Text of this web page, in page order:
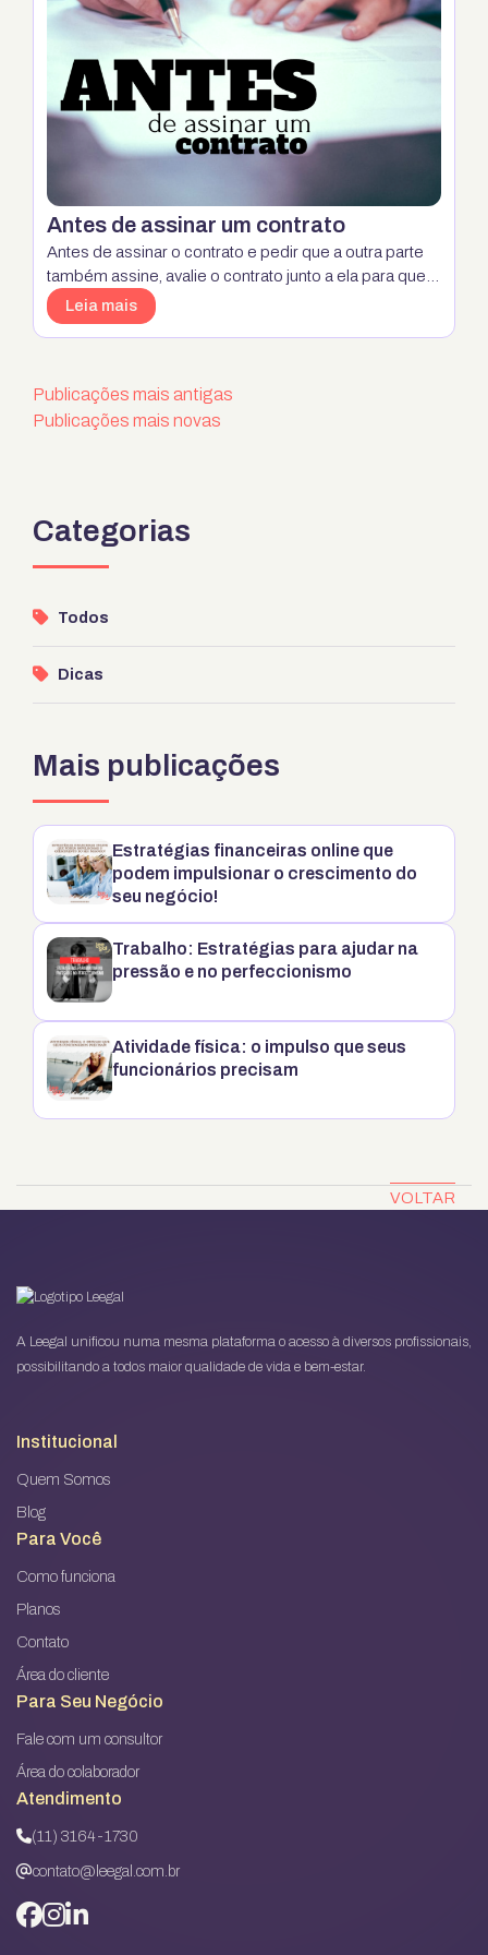
Antes de assinar um contrato
Antes de assinar o contrato e pedir que a outra parte
também assine, avalie o contrato junto a ela para que
cheguem a um consenso sobre os direitos e
obrigações que constam no documento. Desta forma,
#dicas
Leia mais
Navegação por posts
Publicações mais antigas
Publicações mais novas
Categorias
Todos
Dicas
Mais publicações
Estratégias financeiras online que
podem impulsionar o crescimento do
seu negócio!
Trabalho: Estratégias para ajudar na
pressão e no perfeccionismo
Atividade física: o impulso que seus
funcionários precisam
VOLTAR
A Leegal unificou numa mesma plataforma o acesso à diversos profissionais,
possibilitando a todos maior qualidade de vida e bem-estar.
Institucional
Quem Somos
Blog
Para Você
Como funciona
Planos
Contato
Área do cliente
Para Seu Negócio
Fale com um consultor
Área do colaborador
Atendimento
(11) 3164-1730
contato@leegal.com.br